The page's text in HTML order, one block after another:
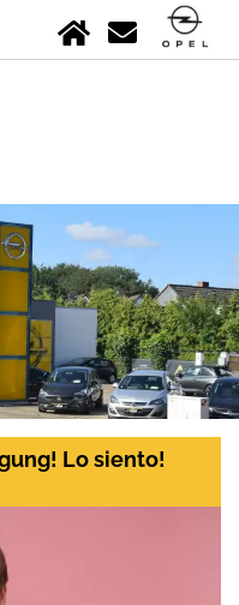
Lo siento!